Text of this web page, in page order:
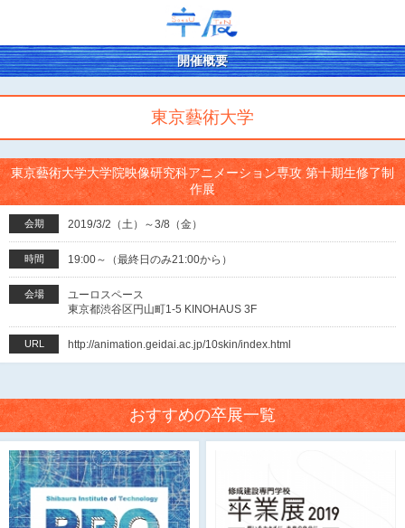
開催概要
東京藝術大学
東京藝術大学大学院映像研究科アニメーション専攻 第十期生修了制
作展
会期 2019/3/2（土）～3/8（金）
時間 19:00～（最終日のみ21:00から）
会場
ユーロスペース
東京都渋谷区円山町1-5 KINOHAUS 3F
URL http://animation.geidai.ac.jp/10skin/index.html
おすすめの卒展一覧